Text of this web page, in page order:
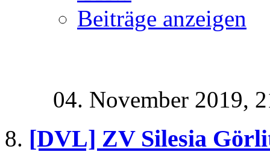
Beiträge anzeigen
04. November 2019,
[DVL] ZV Silesia